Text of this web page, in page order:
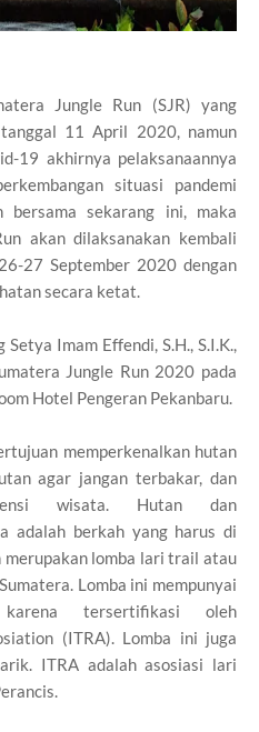
Jungle Run (SJR) yang
11 April 2020, namun
19 akhirnya pelaksanaannya
situasi pandemi
sekarang ini, maka
akan dilaksanakan kembali
27 September 2020 dengan
secara ketat.
Imam Effendi, S.H., S.I.K.,
Jungle Run 2020 pada
Hotel Pengeran Pekanbaru.
memperkenalkan hutan
agar jangan terbakar, dan
wisata. Hutan dan
adalah berkah yang harus di
merupakan lomba lari trail atau
Lomba ini mempunyai
tersertifikasi oleh
(ITRA). Lomba ini juga
ITRA adalah asosiasi lari